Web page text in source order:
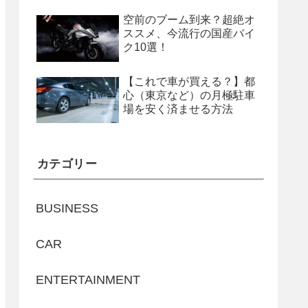
空前のブーム到来？超絶オ
ススメ、今流行の国産バイ
ク10選！
【これで車が買える？】都
心（東京など）の月極駐車
場を安く済ませる方法
カテゴリー
BUSINESS
CAR
ENTERTAINMENT